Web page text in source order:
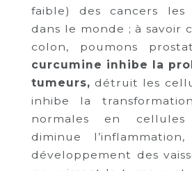
faible) des cancers les
dans le monde ; à savoir
colon, poumons
curcumine inhibe la
tumeurs, détruit les
inhibe la
normales en cellules
diminue
développement des